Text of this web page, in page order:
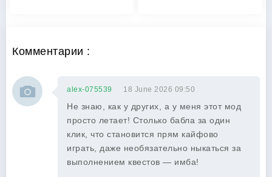
Комментарии :
alex-075539 18 June 2026 09:50
Не знаю, как у других, а у меня этот мод
просто летает! Столько бабла за один
клик, что становится прям кайфово
играть, даже необязательно ныкаться за
выполнением квестов — имба!